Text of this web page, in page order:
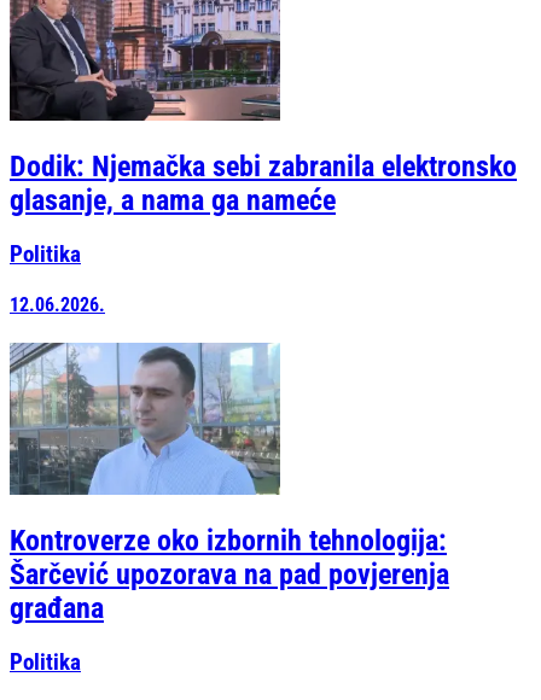
Dodik: Njemačka sebi zabranila elektronsko
glasanje, a nama ga nameće
Politika
12.06.2026.
Kontroverze oko izbornih tehnologija:
Šarčević upozorava na pad povjerenja
građana
Politika